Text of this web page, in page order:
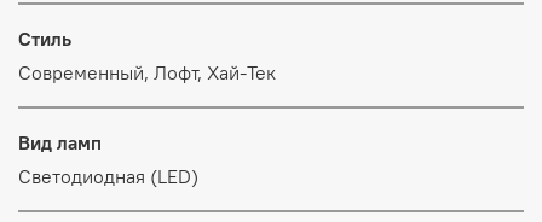
Стиль
Современный, Лофт, Хай-Тек
Вид ламп
Светодиодная (LED)